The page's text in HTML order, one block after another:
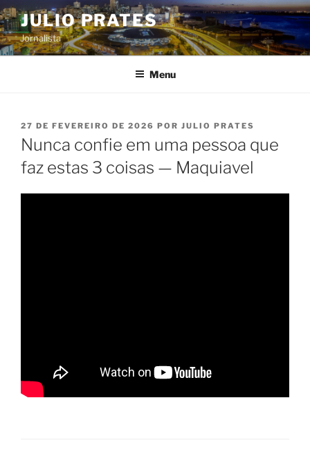
Pular
para
o
conteúdo
JULIO PRATES
Jornalista
Menu
PUBLICADO
EM
27 DE FEVEREIRO DE 2026 POR JULIO PRATES
Nunca confie em uma pessoa que
faz estas 3 coisas — Maquiavel